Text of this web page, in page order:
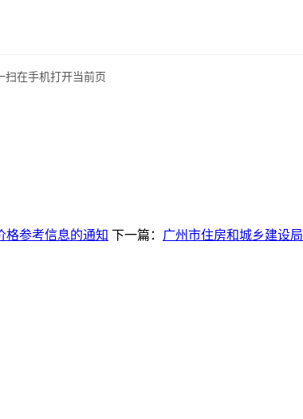
扫在手机打开当前页
格参考信息的通知 下一篇： 广州市住房和城乡建设